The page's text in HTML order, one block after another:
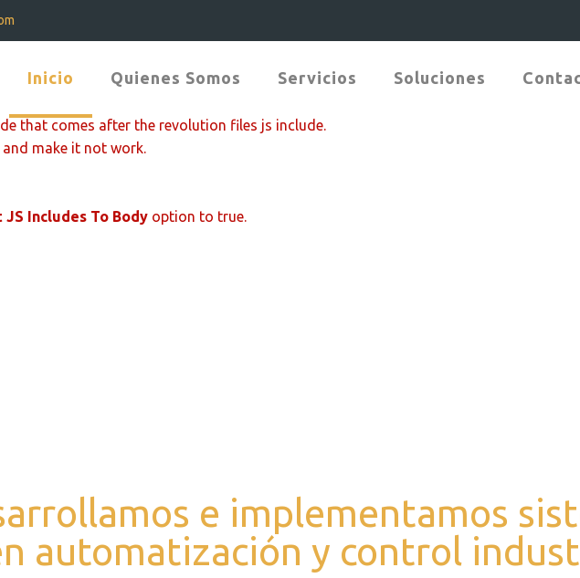
Inicio Quienes Somos Servicios Soluciones
that comes after the revolution files js include.
make it not work.
JS Includes To Body option to true.
e implementamos
automatización y control